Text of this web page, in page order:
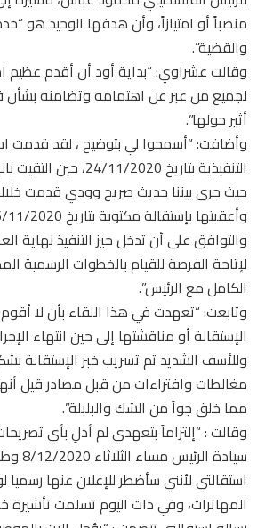
منصباً أو امتيازاً، وأن هدفها الوحيد هو
والقضية”.
وقالت عشراوي: “بداية أود أن أقدم عظيم
لجميع من عبر عن اهتمامه وتضامنه بشأن
أثير حولها”.
وأضافت: “أسمحوا لي بتوضيح ، لقد قدمت
التنفيذية بتاريخ 24/11/
حيث جرى بيننا حديث صريح وودي قدمت
والتوافق على أن تدخل حيز التنفيذ نهاية
لإتاحة الفرصة للقيام بالخطوات الرسمية
الكامل مع الرئيس”.
وتابعت: “تعهدت في هذا اللقاء بأن لا
الإستقالة أو مناقشتها إلى حين انتهاء
وللأسف الشديد تم تسريب خبر الإستقالة
مغالطات وافتراءات من قبل مصادر قيل
مما خلق جواً من الشك والبلبلة”.
وقالت : “إلتزاماً بتعهدي لم أدلِ بأي
سيادة
استقالتي لأنني سأضطر للإعلان عنها
المهاترات، وفي ذات اليوم تسلمت